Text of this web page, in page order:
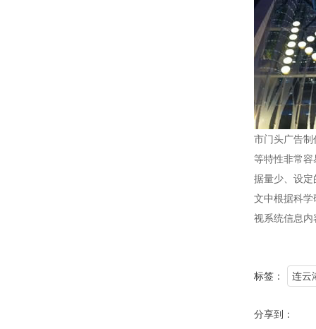
市门头广告
等特性非常
据量少、设
文中根据科学
视系统信息
标签： 连云
分享到：